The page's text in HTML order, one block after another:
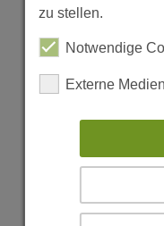
zu stellen.
Notwendige
Externe Medien